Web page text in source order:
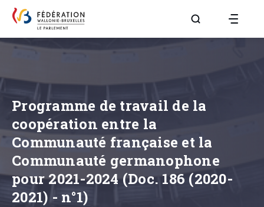
Aller à la page
Programme de travail de la
coopération entre la
Communauté française et la
Communauté germanophone
pour 2021-2024 (Doc. 186 (2020-
2021) - n°1)